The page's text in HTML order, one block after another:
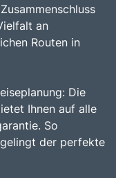
an
Routen in
Die
Ihnen auf alle
So
der perfekte